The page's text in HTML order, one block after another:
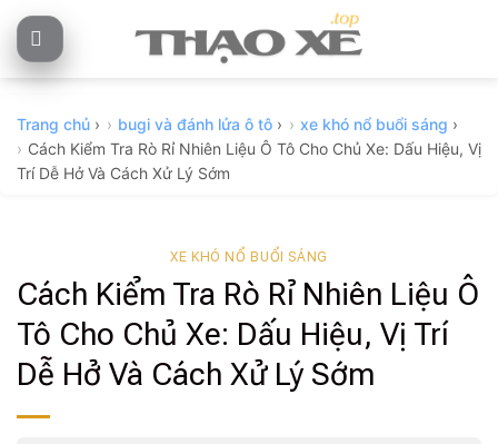
Skip
to
Trang chủ › bugi và đánh lửa ô tô › xe khó nổ buổi sáng ›
Cách Kiểm Tra Rò Rỉ Nhiên Liệu Ô Tô Cho Chủ Xe: Dấu Hiệu, Vị
Trí Dễ Hở Và Cách Xử Lý Sớm
XE KHÓ NỔ BUỔI SÁNG
Cách Kiểm Tra Rò Rỉ Nhiên Liệu Ô
Tô Cho Chủ Xe: Dấu Hiệu, Vị Trí
Dễ Hở Và Cách Xử Lý Sớm